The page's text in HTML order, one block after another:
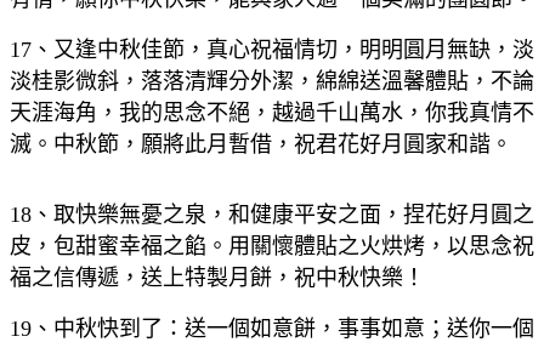
17、又逢中秋佳節，真心祝福情切，明明圓月無缺，淡
淡桂影微斜，落落清輝分外潔，綿綿送溫馨體貼，不論
天涯海角，我的思念不絕，越過千山萬水，你我真情不
滅。中秋節，願將此月暫借，祝君花好月圓家和諧。
18、取快樂無憂之泉，和健康平安之面，捏花好月圓之
皮，包甜蜜幸福之餡。用關懷體貼之火烘烤，以思念祝
福之信傳遞，送上特製月餅，祝中秋快樂！
19、中秋快到了：送一個如意餅，事事如意；送你一個